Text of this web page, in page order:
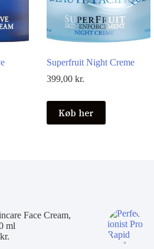
Superfruit Night Creme
399,00kr.
Køb her
Face Cream,
ml
kr.